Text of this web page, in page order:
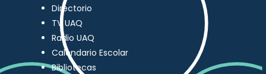
Directorio
TV UAQ
Radio UAQ
Calendario Escolar
Bibliotecas